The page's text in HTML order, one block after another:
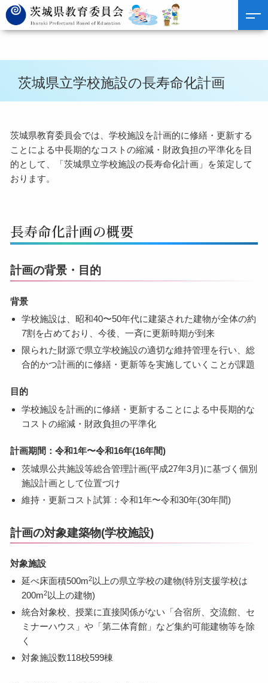
茨城県立学校施設の長寿命化計画
茨城県教育委員会では、学校施設を計画的に修繕・更新する
ことによる中長期的なコストの縮減・財政負担の平準化を目
的として、「茨城県立学校施設の長寿命化計画」を策定して
おります。
長寿命化計画の概要
計画の背景・目的
背景
学校施設は、昭和40〜50年代に建築された建物が全体の約
7割を占めており、今後、一斉に更新時期が到来
限られた財源で県立学校施設の適切な維持管理を行い、総
合的かつ計画的に修繕・更新等を実施していくことが課題
目的
学校施設を計画的に修繕・更新することによる中長期的な
コストの縮減・財政負担の平準化
計画期間：令和1年〜令和16年(16年間)
茨城県公共施設等総合管理計画(平成27年3月)に基づく個別
施設計画として位置づけ
維持・更新コスト試算：令和1年〜令和30年(30年間)
計画の対象建築物(学校施設)
対象施設
延べ床面積500m2以上の県立学校の建物(特別支援学校は
200m2以上の建物)
統合対象校、授業に直接関係がない「合宿所、交流館、セ
ミナーハウス」や「第二体育館」など集約可能建物等を除
く
対象施設数118校599棟